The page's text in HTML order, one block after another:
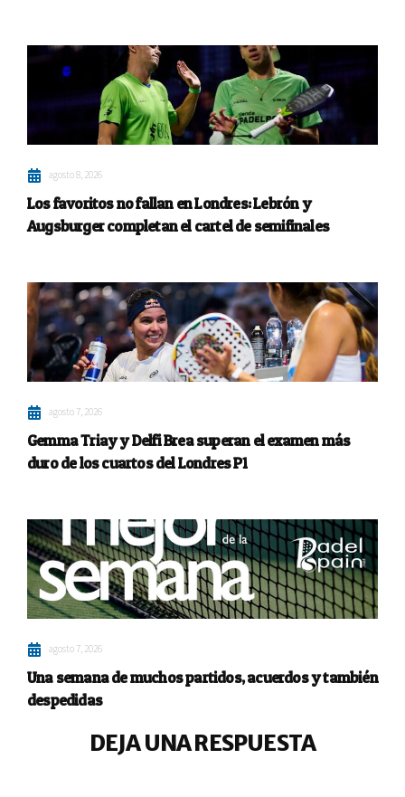
agosto 8, 2026
Los favoritos no fallan en Londres: Lebrón y
Augsburger completan el cartel de semifinales
agosto 7, 2026
Gemma Triay y Delfi Brea superan el examen más
duro de los cuartos del Londres P1
agosto 7, 2026
Una semana de muchos partidos, acuerdos y también
despedidas
DEJA UNA RESPUESTA